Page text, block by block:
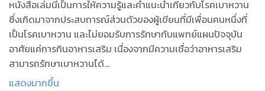
หนังสือเล่มนี้เป็นการให้ความรู้และคำแนะนำเกี่ยวกับโรคเบาหวาน
ซึ่งเกิดมาจากประสบการณ์ส่วนตัวของผู้เขียนที่มีเพื่อนคนหนึ่งที่
เป็นโรคเบาหวาน และไม่ยอมรับการรักษากับแพทย์แผนปัจจุบัน
อาศัยแค่การกินอาหารเสริม เนื่องจากมีความเชื่อว่าอาหารเสริม
สามารถรักษาเบาหวานได้
จากการติดตามอาการของเพื่อนคนนี้พบว่า เขาไม่สามารถควบคุม
แสดงมากขึ้น